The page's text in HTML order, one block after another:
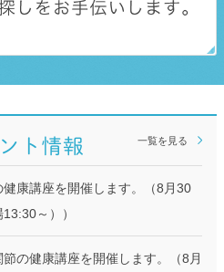
一覧を見る
康講座を開催します。（8月30
～））
の健康講座を開催します。（8月